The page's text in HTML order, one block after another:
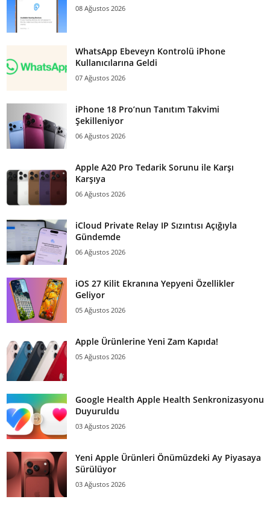
08 Ağustos 2026
WhatsApp Ebeveyn Kontrolü iPhone
Kullanıcılarına Geldi
07 Ağustos 2026
iPhone 18 Pro’nun Tanıtım Takvimi
Şekilleniyor
06 Ağustos 2026
Apple A20 Pro Tedarik Sorunu ile Karşı
Karşıya
06 Ağustos 2026
iCloud Private Relay IP Sızıntısı Açığıyla
Gündemde
06 Ağustos 2026
iOS 27 Kilit Ekranına Yepyeni Özellikler
Geliyor
05 Ağustos 2026
Apple Ürünlerine Yeni Zam Kapıda!
05 Ağustos 2026
Google Health Apple Health Senkronizasyonu
Duyuruldu
03 Ağustos 2026
Yeni Apple Ürünleri Önümüzdeki Ay Piyasaya
Sürülüyor
03 Ağustos 2026